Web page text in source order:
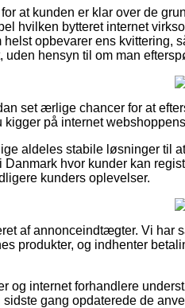
at kunden er klar over de
hvilken bytteret internet
helst opbevarer ens kvittering,
uden hensyn til om man
set ærlige chancer for at
kigger på internet
aldeles stabile løsninger til
hvor kunder kan
kunders oplevelser.
af annonceindtægter. Vi har
produkter, og indhenter
og internet forhandlere
gang opdaterede de